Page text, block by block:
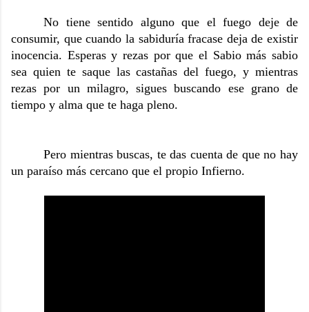
No tiene sentido alguno que el fuego deje de
consumir, que cuando la sabiduría fracase deja de existir
inocencia. Esperas y rezas por que el Sabio más sabio
sea quien te saque las castañas del fuego, y mientras
rezas por un milagro, sigues buscando ese grano de
tiempo y alma que te haga pleno.
Pero mientras buscas, te das cuenta de que no hay
un paraíso más cercano que el propio Infierno.